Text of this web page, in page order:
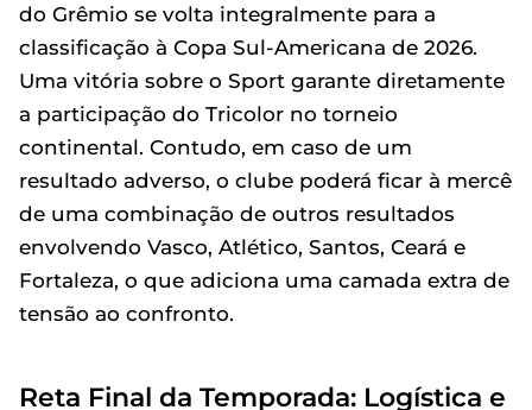
do Grêmio se volta integralmente para a
classificação à Copa Sul-Americana de 2026.
Uma vitória sobre o Sport garante diretamente
a participação do Tricolor no torneio
continental. Contudo, em caso de um
resultado adverso, o clube poderá ficar à mercê
de uma combinação de outros resultados
envolvendo Vasco, Atlético, Santos, Ceará e
Fortaleza, o que adiciona uma camada extra de
tensão ao confronto.
Reta Final da Temporada: Logística e